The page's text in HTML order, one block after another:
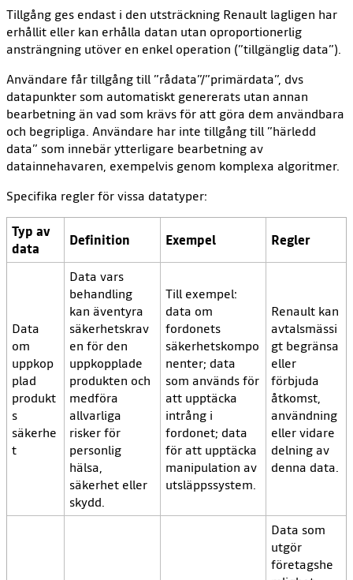
Tillgång ges endast i den utsträckning Renault lagligen har
erhållit eller kan erhålla datan utan oproportionerlig
ansträngning utöver en enkel operation (”tillgänglig data”).
Användare får tillgång till ”rådata”/”primärdata”, dvs
datapunkter som automatiskt genererats utan annan
bearbetning än vad som krävs för att göra dem användbara
och begripliga. Användare har inte tillgång till ”härledd
data” som innebär ytterligare bearbetning av
datainnehavaren, exempelvis genom komplexa algoritmer.
Specifika regler för vissa datatyper:
Typ av
data
Definition Exempel Regler
Data
om
uppkop
plad
produkt
s
säkerhe
t
Data vars
behandling
kan äventyra
säkerhetskrav
en för den
uppkopplade
produkten och
medföra
allvarliga
risker för
personlig
hälsa,
säkerhet eller
skydd.
Till exempel:
data om
fordonets
säkerhetskompo
nenter; data
som används för
att upptäcka
intrång i
fordonet; data
för att upptäcka
manipulation av
utsläppssystem.
Renault kan
avtalsmässi
gt begränsa
eller
förbjuda
åtkomst,
användning
eller vidare
delning av
denna data.
Data som
utgör
företagshe